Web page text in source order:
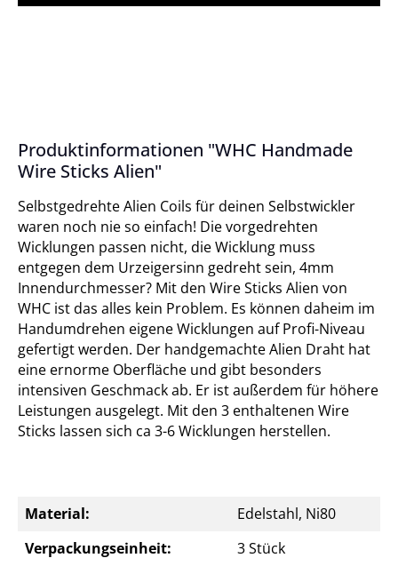
Produktinformationen "WHC Handmade
Wire Sticks Alien"
Selbstgedrehte Alien Coils für deinen Selbstwickler
waren noch nie so einfach! Die vorgedrehten
Wicklungen passen nicht, die Wicklung muss
entgegen dem Urzeigersinn gedreht sein, 4mm
Innendurchmesser? Mit den Wire Sticks Alien von
WHC ist das alles kein Problem. Es können daheim im
Handumdrehen eigene Wicklungen auf Profi-Niveau
gefertigt werden. Der handgemachte Alien Draht hat
eine ernorme Oberfläche und gibt besonders
intensiven Geschmack ab. Er ist außerdem für höhere
Leistungen ausgelegt. Mit den 3 enthaltenen Wire
Sticks lassen sich ca 3-6 Wicklungen herstellen.
Material:
Edelstahl, Ni80
Verpackungseinheit:
3 Stück